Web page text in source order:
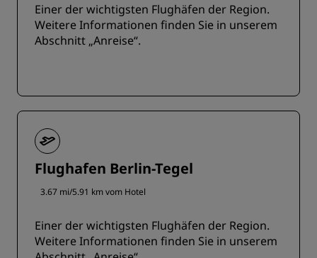
Einer der wichtigsten Flughäfen der Region.
Weitere Informationen finden Sie in unserem
Abschnitt „Anreise“.
Flughafen Berlin-Tegel
3.67 mi/5.91 km vom Hotel
Einer der wichtigsten Flughäfen der Region.
Weitere Informationen finden Sie in unserem